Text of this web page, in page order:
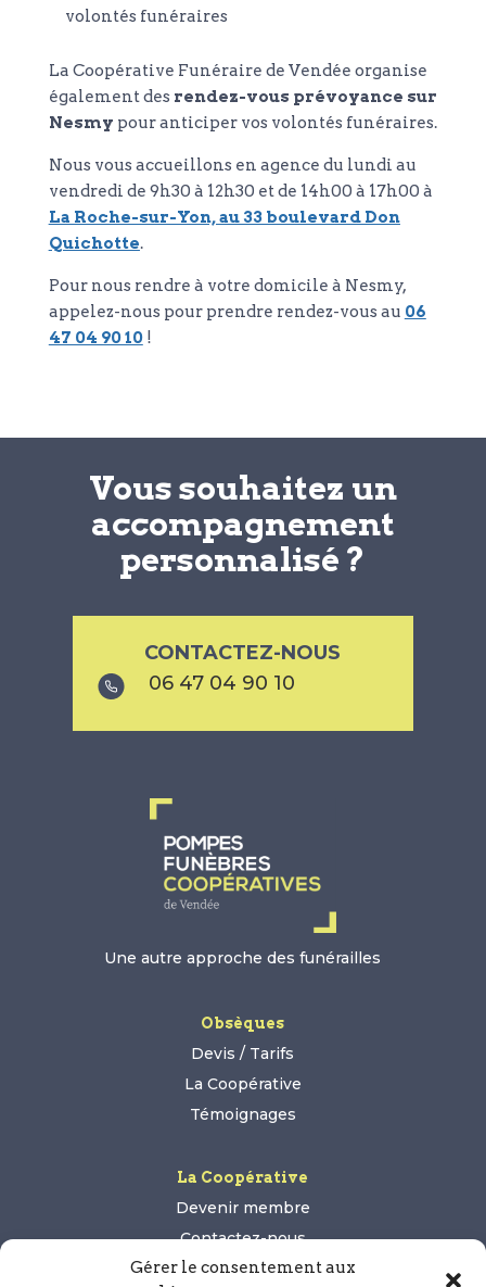
Gérer le consentement aux
volontés funéraires
La Coopérative Funéraire de Vendée organise
également des rendez-vous prévoyance sur
Nesmy pour anticiper vos volontés funéraires.
Nous vous accueillons en agence du lundi au
vendredi de 9h30 à 12h30 et de 14h00 à 17h00 à
La Roche-sur-Yon, au 33 boulevard Don
Quichotte.
Pour nous rendre à votre domicile à Nesmy,
appelez-nous pour prendre rendez-vous au 06
47 04 90 10!
Vous souhaitez un
accompagnement
personnalisé ?
CONTACTEZ-NOUS
06 47 04 90 10
Une autre approche des funérailles
Obsèques
Devis / Tarifs
La Coopérative
Témoignages
La Coopérative
Devenir membre
Contactez-nous